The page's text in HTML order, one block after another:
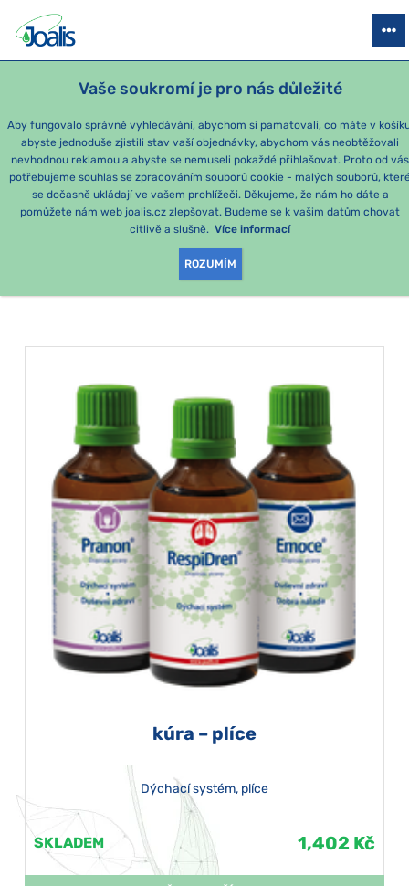
Vaše soukromí je pro nás důležité
Aby fungovalo správně vyhledávání, abychom si pamatovali, co máte v
abyste jednoduše zjistili stav vaší objednávky, abychom vás neobtěžovali
nevhodnou reklamou a abyste se nemuseli pokaždé přihlašovat. Proto od vás
potřebujeme souhlas se zpracováním souborů cookie - malých souborů,
se dočasně ukládají ve vašem prohlížeči. Děkujeme, že nám ho dáte a
pomůžete nám web joalis.cz zlepšovat. Budeme se k vašim datům chovat
citlivě a slušně. Více informací
ROZUMÍM
PRODUKTY PODLE OBTÍŽÍ SEZÓNNÍ BALÍČKY PRO DĚTI
Plíce
PRODUKTY PODLE
KATEGORIE:
kúra – plíce
Dýchací systém, plíce
SKLADEM 1,402 Kč